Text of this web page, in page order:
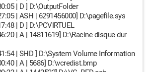
| D ] D:\OutputFolder
| ASH | 6291456000] D:\pagefile.sys
| D ] D:\PCVIRTUEL
| A | 14811619] D:\Racine disque dur
| SHD ] D:\System Volume Information
| A | 5686] D:\vcredist.bmp